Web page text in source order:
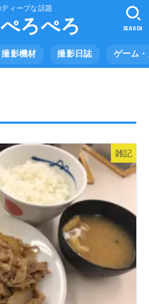
ィープな話題
ろぺろ
影機材 撮影日誌 ゲーム
SEARCH
雑記